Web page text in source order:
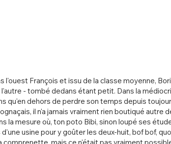
l'ouest François et issu de la classe moyenne,
- tombé dedans étant petit. Dans la
qu'en dehors de perdre son temps depuis
il n'a jamais vraiment rien boutiqué autre
la mesure où, ton poto Bibi, sinon loupé ses
usine pour y goûter les deux-huit, bof bof,